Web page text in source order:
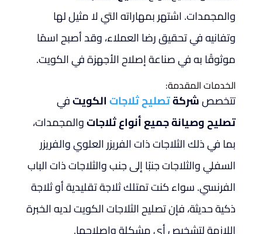
والمجمدات. اشتهر بمهاراته التي لا مثيل لها
وتفانيه في تحقيق رضا العملاء، وقد أصبح اسمًا
موثوقًا به في صناعة إصلاح الأجهزة في الكويت.
الخدمات المقدمة:
تتخصصشركةتصليح ثلاجاتالكويتفي
تصليح وصيانة جميع أنواع ثلاجاتوالمجمدات،
بما في ذلك الثلاجات ذات الفريزر العلوي والفريزر
السفلي والثلاجات جنبًا إلى جنب والثلاجات ذات الباب
الفرنسي. سواء كنت تمتلك ثلاجة تقليدية أو ثلاجة
ذكية حديثة، فإن تصليح الثلاجات الكويت لديه الخبرة